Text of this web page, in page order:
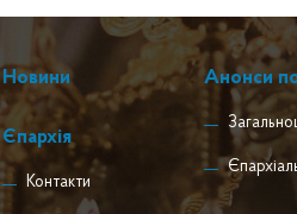
Новини
Єпархія
Контакти
Анонси